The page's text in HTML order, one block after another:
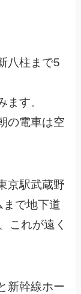
八柱まで5
す。
の電車は空
京駅武蔵野
まで地下道
これが遠く
新幹線ホー